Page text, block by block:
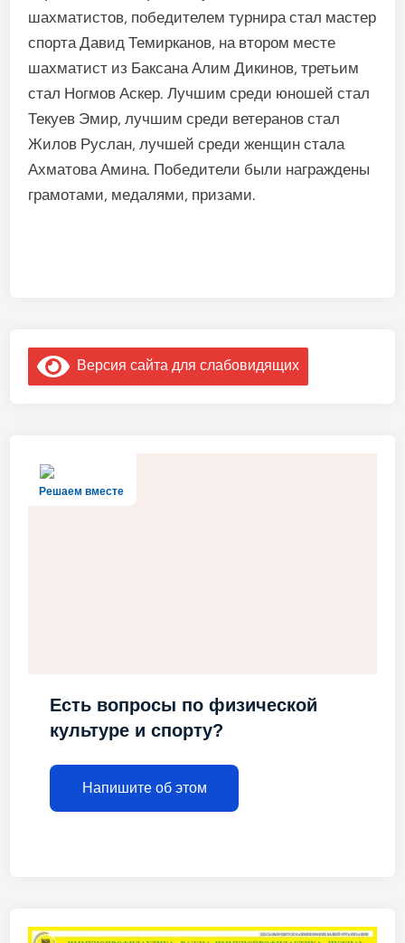
шахматистов, победителем турнира стал мастер
спорта Давид Темирканов, на втором месте
шахматист из Баксана Алим Дикинов, третьим
стал Ногмов Аскер. Лучшим среди юношей стал
Текуев Эмир, лучшим среди ветеранов стал
Жилов Руслан, лучшей среди женщин стала
Ахматова Амина. Победители были награждены
грамотами, медалями, призами.
Версия сайта для слабовидящих
Решаем вместе
Есть вопросы по физической
культуре и спорту?
Напишите об этом